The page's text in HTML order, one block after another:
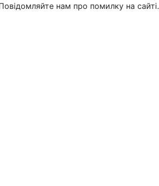
нам про помилку на сайті.